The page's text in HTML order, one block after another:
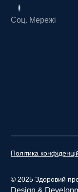
Соц. Мережі
прод
Політика
© 2025 Здоровий